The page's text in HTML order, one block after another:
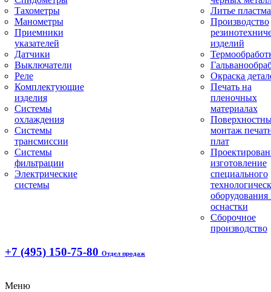
Тахометры
Манометры
Приемники
указателей
Датчики
Выключатели
Реле
Комплектующие
изделия
Системы
охлаждения
Системы
трансмиссии
Системы
фильтрации
Электрические
системы
Литье
Производство
изделий
Окраска
Печать на
пленочных
материалах
монтаж
плат
изготовление
специального
оборудования
оснастки
Сборочное
производство
+7 (495) 150-75-80 Отдел продаж
Меню